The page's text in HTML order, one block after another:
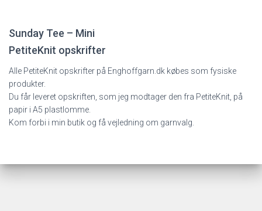
Sunday Tee – Mini
PetiteKnit opskrifter
Alle PetiteKnit opskrifter på Enghoffgarn.dk købes som fysiske
produkter.
Du får leveret opskriften, som jeg modtager den fra PetiteKnit, på
papir i A5 plastlomme.
Kom forbi i min butik og få vejledning om garnvalg.